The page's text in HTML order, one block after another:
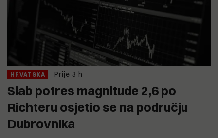
HRVATSKA Prije 3 h
Slab potres magnitude 2,6 po
Richteru osjetio se na području
Dubrovnika